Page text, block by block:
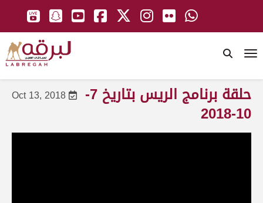
Oct 13, 2018 حلقة برنامج الريس بتاريخ 7-
10-2018